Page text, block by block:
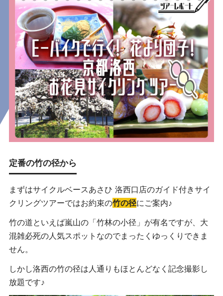
定番の竹の径から
まずはサイクルベースあさひ 洛西口店のガイド付きサイ
クリングツアーではお約束の竹の径にご案内♪
竹の道といえば嵐山の「竹林の小径」が有名ですが、大
混雑必死の人気スポットなのでまったくゆっくりできま
せん。
しかし洛西の竹の径は人通りもほとんどなく記念撮影し
放題です♪